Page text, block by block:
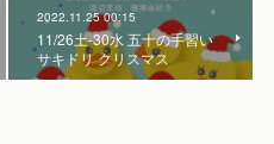
2022.11.25 00:15
11/26土-30水 五十の手習い
サキドリ クリスマス